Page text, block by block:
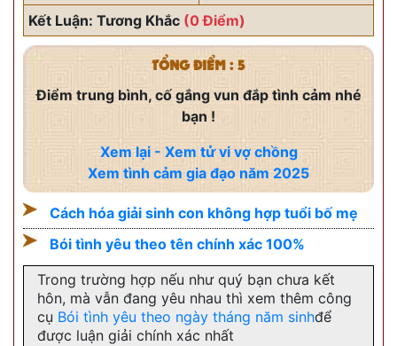
Kết Luận: Tương Khắc (0 Điểm)
TỔNG ĐIỂM : 5
Điểm trung bình, cố gắng vun đắp tình cảm nhé
bạn !
Xem lại - Xem tử vi vợ chồng
Xem tình cảm gia đạo năm 2025
Cách hóa giải sinh con không hợp tuổi bố mẹ
Bói tình yêu theo tên chính xác 100%
Trong trường hợp nếu như quý bạn chưa kết
hôn, mà vẫn đang yêu nhau thì xem thêm công
cụ Bói tình yêu theo ngày tháng năm sinhđể
được luận giải chính xác nhất